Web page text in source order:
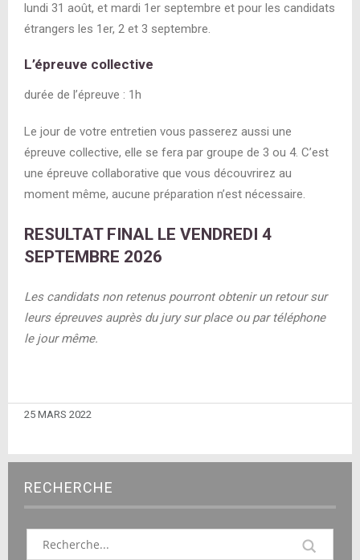
lundi 31 août, et mardi 1er septembre et pour les candidats
étrangers les 1er, 2 et 3 septembre.
L’épreuve collective
durée de l’épreuve : 1h
Le jour de votre entretien vous passerez aussi une
épreuve collective, elle se fera par groupe de 3 ou 4. C’est
une épreuve collaborative que vous découvrirez au
moment même, aucune préparation n’est nécessaire.
RESULTAT FINAL LE VENDREDI 4
SEPTEMBRE 2026
Les candidats non retenus pourront obtenir un retour sur
leurs épreuves auprès du jury sur place ou par téléphone
le jour même.
25 MARS 2022
RECHERCHE